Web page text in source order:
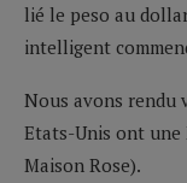
lié le peso au
intelligent
Nous avons rendu
Etats-Unis ont une
Maison Rose).